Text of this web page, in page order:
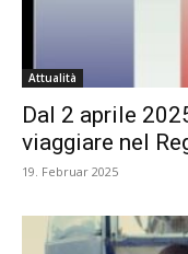
Attualità
Dal 2 aprile
viaggiare nel
19. Februar 2025